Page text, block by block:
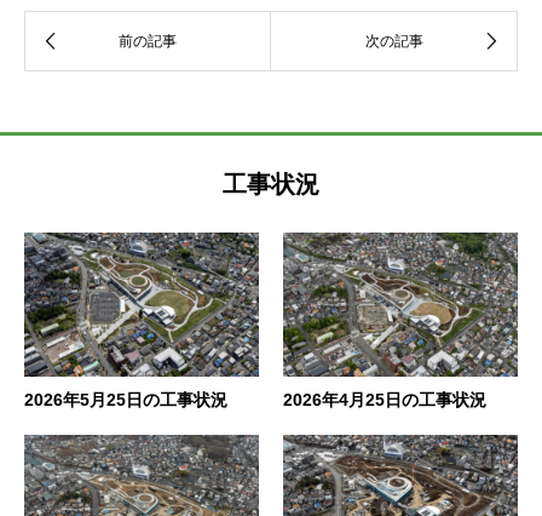
工事状況
2026年5月25日の工事状況 2026年4月25日の工事状況